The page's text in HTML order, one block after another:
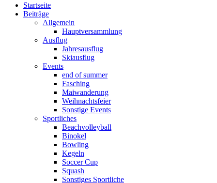
Startseite
Beiträge
Allgemein
Hauptversammlung
Ausflug
Jahresausflug
Skiausflug
Events
end of summer
Fasching
Maiwanderung
Weihnachtsfeier
Sonstige Events
Sportliches
Beachvolleyball
Binokel
Bowling
Kegeln
Soccer Cup
Squash
Sonstiges Sportliche